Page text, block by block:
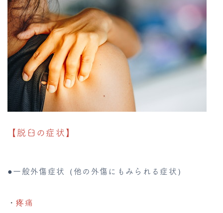
【脱臼の症状】
●一般外傷症状（他の外傷にもみられる症状）
・疼痛